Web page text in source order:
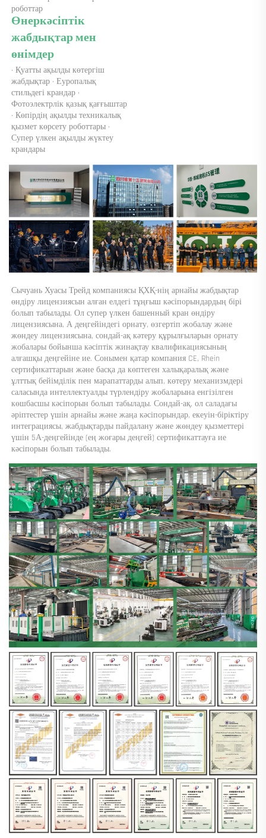
роботтар
Өнеркәсіптік
жабдықтар мен
өнімдер
· Қуатты ақылды көтергіш
жабдықтар · Еуропалық
стильдегі крандар ·
Фотоэлектрлік қазық қағғыштар
· Көпірдің ақылды техникалық
қызмет көрсету роботтары ·
Супер үлкен ақылды жүктеу
крандары
Сычуань Хуасы Трейд компаниясы ҚХҚ-нің арнайы жабдықтар
өндіру лицензиясын алған елдегі тұңғыш кәсіпорындардың бірі
болып табылады. Ол супер үлкен башенный кран өндіру
лицензиясына, А деңгейіндегі орнату, өзгертіп жобалау және
жөндеу лицензиясына, сондай-ақ кәтеру құрылғыларын орнату
жобалары бойынша кәсіптік жинақтау квалификациясының
алғашқы деңгейіне ие. Сонымен қатар компания CE, Rhein
сертификаттарын және басқа да көптеген халықаралық және
ұлттық бейімділік пен марапаттарды алып, көтеру механизмдері
саласында интеллектуалды түрлендіру жобаларына енгізілген
көшбасшы кәсіпорын болып табылады. Сондай-ақ, ол саладағы
әріптестер үшін арнайы және жаңа кәсіпорындар, екеуін-біріктіру
интеграциясы, жабдықтарды пайдалану және жөндеу қызметтері
үшін 5А-деңгейінде (ең жоғары деңгей) сертификаттауға ие
кәсіпорын болып табылады.